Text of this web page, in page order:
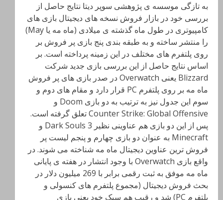
به تازگی موسسه ی پژوهشی سوپر دیتا نتایج حاصل از
بررسی خود در بازار فروش نسخه های دیجیتال بازی های
کامپیوتری در طول ماه گذشته ی میلادی (ماه مه یا May)
را منتشر ساخته و به طبقه بندی پنج بازی پر فروش بر
روی پلتفرم های مختلف در این زمینه پرداخته است. بر
اساس نتایج حاصل از این بررسی بازی جدید شرکت
Blizzard یعنی Overwatch
در صدر بازی های پر فروش
ماه مه بر روی پلتفرم
PC قرار دارد و مقام های دوم و
سوم این جدول نیز به ترتیب به دو بازی Doom و
Counter Strike: Global Offensive تعلق گرفته است.
پس از این دو بازی هم عناوینی نظیر Dark Souls 3 و
Minecraft به عنوان دو بازی چهارم و پنجم لیست پر
فروش ترین عناوین دیجیتال ماه مه شناخته می شوند. در
واقع بازی Overwatch با وجود انتشار در هفته ی پایانی
ماه مه موفق به ثبت رقمی برابر با 269 میلیون دلار در
بحث فروش دیجیتال (مجموع پلتفرم های کنسولی و
پلتفرم PC) شد و رقیب هم سبک خود یعنی بازی